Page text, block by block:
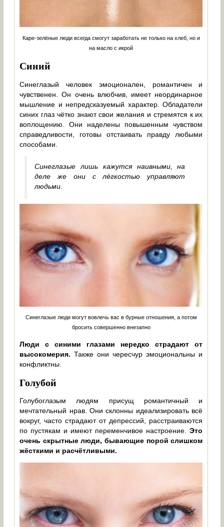
Каре-зелёные люди всегда смогут заработать не только на хлеб, но и
на масло с икрой
Синий
Синеглазый человек эмоционален, романтичен и
чувственен. Он очень влюбчив, имеет неординарное
мышление и непредсказуемый характер. Обладатели
синих глаз чётко знают свои желания и стремятся к их
воплощению. Они наделены повышенным чувством
справедливости, готовы отстаивать правду любыми
способами.
Синеглазые лишь кажутся наивными, на
деле же они с лёгкостью управляют
людьми.
Синеглазые люди могут вовлечь вас в бурные отношения, а потом
бросить совершенно внезапно
Люди с синими глазами нередко страдают от
высокомерия. Также они чересчур эмоциональны и
конфликтны.
Голубой
Голубоглазым людям присущ романтичный и
мечтательный нрав. Они склонны идеализировать всё
вокруг, часто страдают от депрессий, расстраиваются
по пустякам и имеют переменчивое настроение.Это
очень скрытные люди, бывающие порой слишком
жёсткими и расчётливыми.